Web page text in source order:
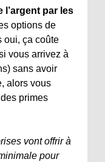
l’argent par les
options de
oui, ça coûte
vous arrivez à
sans avoir
alors vous
primes
vont offrir à
pour